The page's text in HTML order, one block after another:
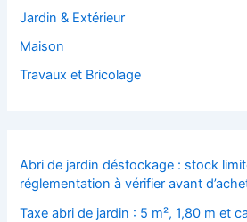
Jardin & Extérieur
Maison
Travaux et Bricolage
Abri de jardin déstockage : stock
réglementation à vérifier avant
Taxe abri de jardin : 5 m², 1,80 m et